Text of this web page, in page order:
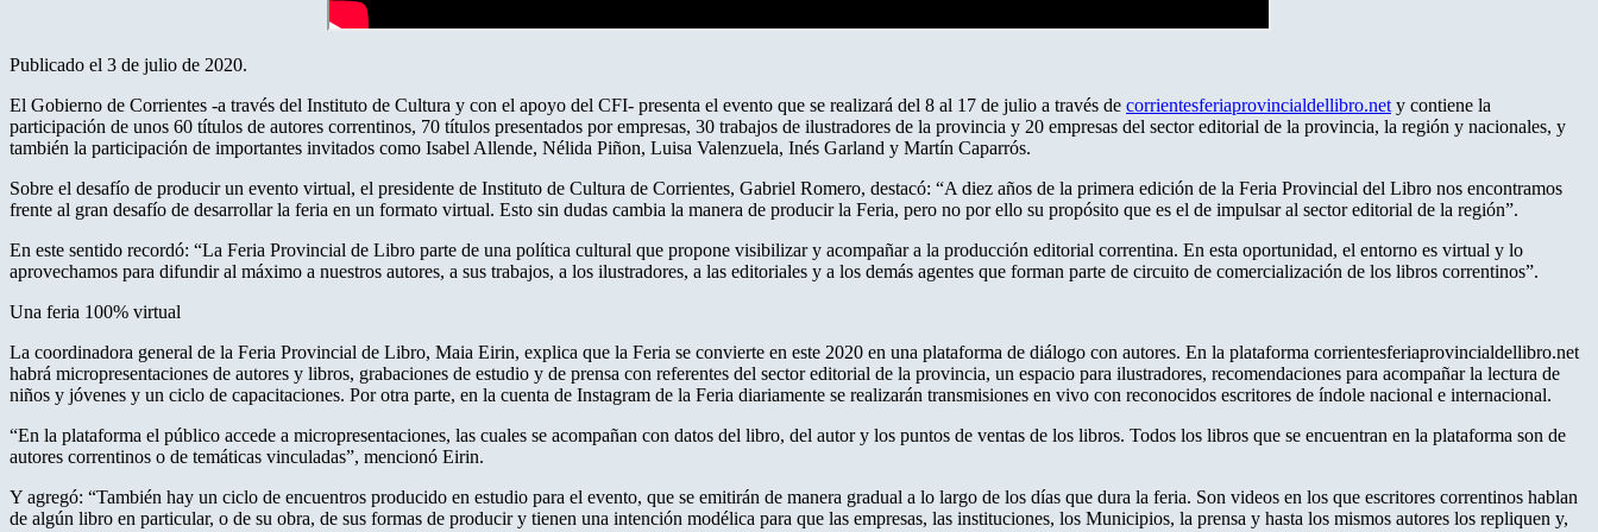
Publicado el 3 de julio de 2020.
El Gobierno de Corrientes -a través del Instituto de Cultura y con el apoyo del CFI- presenta el evento que se realizará del 8 al 17 de julio a través de corrientesferiaprovincialdellibro.net y contiene la
participación de unos 60 títulos de autores correntinos, 70 títulos presentados por empresas, 30 trabajos de ilustradores de la provincia y 20 empresas del sector editorial de la provincia, la región y nacionales, y
también la participación de importantes invitados como Isabel Allende, Nélida Piñon, Luisa Valenzuela, Inés Garland y Martín Caparrós.
Sobre el desafío de producir un evento virtual, el presidente de Instituto de Cultura de Corrientes, Gabriel Romero, destacó: “A diez años de la primera edición de la Feria Provincial del Libro nos encontramos
frente al gran desafío de desarrollar la feria en un formato virtual. Esto sin dudas cambia la manera de producir la Feria, pero no por ello su propósito que es el de impulsar al sector editorial de la región”.
En este sentido recordó: “La Feria Provincial de Libro parte de una política cultural que propone visibilizar y acompañar a la producción editorial correntina. En esta oportunidad, el entorno es virtual y lo
aprovechamos para difundir al máximo a nuestros autores, a sus trabajos, a los ilustradores, a las editoriales y a los demás agentes que forman parte de circuito de comercialización de los libros correntinos”.
Una feria 100% virtual
La coordinadora general de la Feria Provincial de Libro, Maia Eirin, explica que la Feria se convierte en este 2020 en una plataforma de diálogo con autores. En la plataforma corrientesferiaprovincialdellibro.net
habrá micropresentaciones de autores y libros, grabaciones de estudio y de prensa con referentes del sector editorial de la provincia, un espacio para ilustradores, recomendaciones para acompañar la lectura de
niños y jóvenes y un ciclo de capacitaciones. Por otra parte, en la cuenta de Instagram de la Feria diariamente se realizarán transmisiones en vivo con reconocidos escritores de índole nacional e internacional.
“En la plataforma el público accede a micropresentaciones, las cuales se acompañan con datos del libro, del autor y los puntos de ventas de los libros. Todos los libros que se encuentran en la plataforma son de
autores correntinos o de temáticas vinculadas”, mencionó Eirin.
Y agregó: “También hay un ciclo de encuentros producido en estudio para el evento, que se emitirán de manera gradual a lo largo de los días que dura la feria. Son videos en los que escritores correntinos hablan
de algún libro en particular, o de su obra, de sus formas de producir y tienen una intención modélica para que las empresas, las instituciones, los Municipios, la prensa y hasta los mismos autores los repliquen y,